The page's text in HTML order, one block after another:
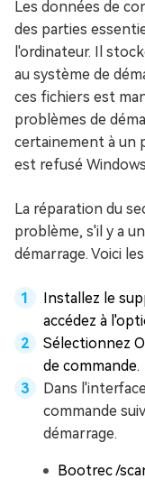
Les données de
des parties
l'ordinateur. Il
au système de
ces fichiers est
problèmes de
certainement à un
est refusé
La réparation du
problème, s'il y a
démarrage. Voici
Installez le
accédez à
Sélectionnez
de commande.
Dans
commande
démarrage.
Bootrec /